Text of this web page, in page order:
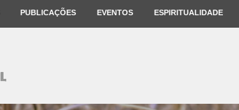
PUBLICAÇÕES EVENTOS ESPIRITUALIDADE